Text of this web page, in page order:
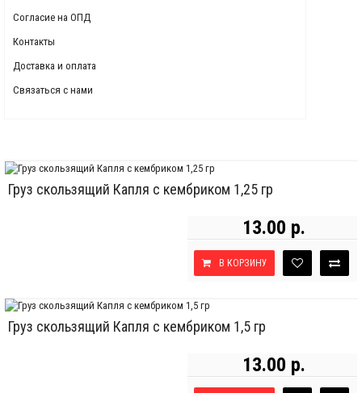
Согласие на ОПД
Контакты
Доставка и оплата
Связаться с нами
Груз скользящий Капля с кембриком 1,25 гр
13.00 р.
В КОРЗИНУ
Груз скользящий Капля с кембриком 1,5 гр
13.00 р.